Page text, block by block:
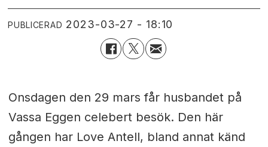
PUBLICERAD 2023-03-27 - 18:10
Onsdagen den 29 mars får husbandet på
Vassa Eggen celebert besök. Den här
gången har Love Antell, bland annat känd